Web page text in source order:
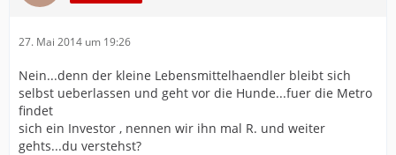
27. Mai 2014 um 19:26
Nein...denn der kleine Lebensmittelhaendler bleibt sich
selbst ueberlassen und geht vor die Hunde...fuer die Metro
findet
sich ein Investor , nennen wir ihn mal R. und weiter
gehts...du verstehst?